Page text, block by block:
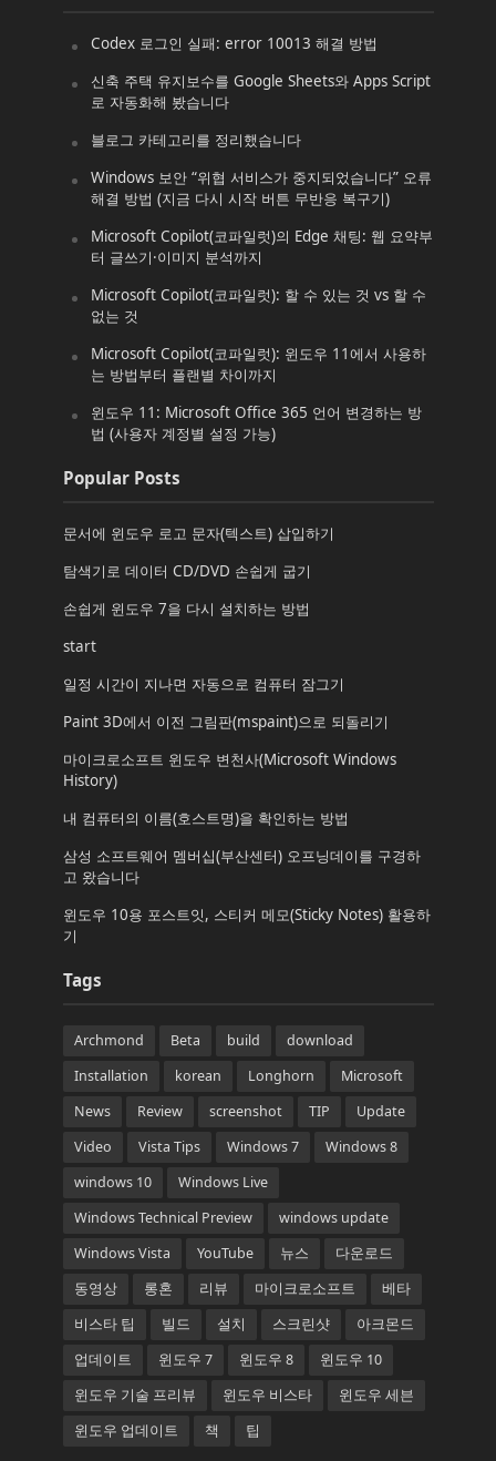
Codex 로그인 실패: error 10013 해결 방법
신축 주택 유지보수를 Google Sheets와 Apps Script
로 자동화해 봤습니다
블로그 카테고리를 정리했습니다
Windows 보안 “위협 서비스가 중지되었습니다” 오류
해결 방법 (지금 다시 시작 버튼 무반응 복구기)
Microsoft Copilot(코파일럿)의 Edge 채팅: 웹 요약부
터 글쓰기·이미지 분석까지
Microsoft Copilot(코파일럿): 할 수 있는 것 vs 할 수
없는 것
Microsoft Copilot(코파일럿): 윈도우 11에서 사용하
는 방법부터 플랜별 차이까지
윈도우 11: Microsoft Office 365 언어 변경하는 방
법 (사용자 계정별 설정 가능)
Popular Posts
문서에 윈도우 로고 문자(텍스트) 삽입하기
탐색기로 데이터 CD/DVD 손쉽게 굽기
손쉽게 윈도우 7을 다시 설치하는 방법
start
일정 시간이 지나면 자동으로 컴퓨터 잠그기
Paint 3D에서 이전 그림판(mspaint)으로 되돌리기
마이크로소프트 윈도우 변천사(Microsoft Windows
History)
내 컴퓨터의 이름(호스트명)을 확인하는 방법
삼성 소프트웨어 멤버십(부산센터) 오프닝데이를 구경하
고 왔습니다
윈도우 10용 포스트잇, 스티커 메모(Sticky Notes) 활용하
기
Tags
Archmond Beta build
download
Installation
korean Longhorn
Microsoft
News
Review screenshot TIP
Update
Video
Vista Tips Windows 7
Windows 8
windows 10
Windows Live
Windows Technical Preview
windows update
Windows Vista
YouTube 뉴스
다운로드
동영상
롱혼 리뷰 마이크로소프트
베타
비스타 팁
빌드 설치 스크린샷
아크몬드
업데이트
윈도우 7 윈도우 8
윈도우 10
윈도우 기술 프리뷰
윈도우 비스타
윈도우 세븐
윈도우 업데이트
책 팁